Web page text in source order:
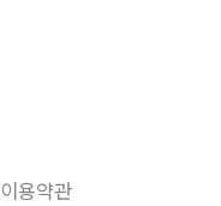
이용약관